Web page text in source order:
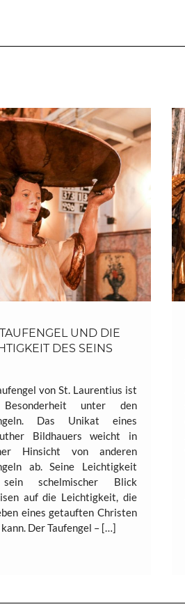
UND DIE
DES SEINS
von St. Laurentius ist
unter den
Das Unikat eines
Bildhauers weicht in
Hinsicht von anderen
ab. Seine Leichtigkeit
schelmischer Blick
auf die Leichtigkeit, die
eines getauften Christen
kann. Der Taufengel – […]